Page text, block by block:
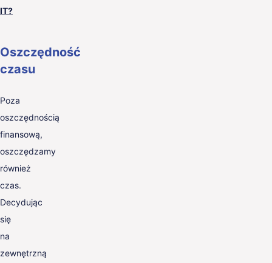
IT?
Oszczędność
czasu
Poza
oszczędnością
finansową,
oszczędzamy
również
czas.
Decydując
się
na
zewnętrzną